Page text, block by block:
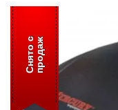
С
н
я
т
о
с
п
р
о
д
аж